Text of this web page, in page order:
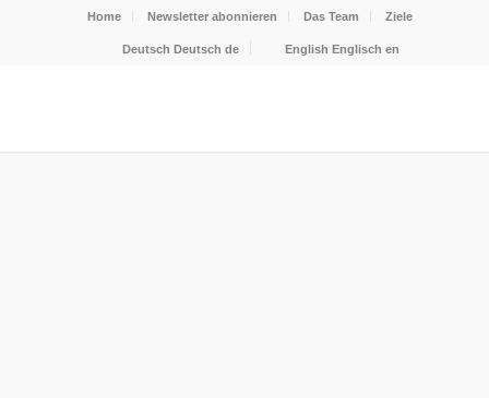
Home Newsletter abonnieren Das Team Ziele
Deutsch Deutsch de English Englisch en